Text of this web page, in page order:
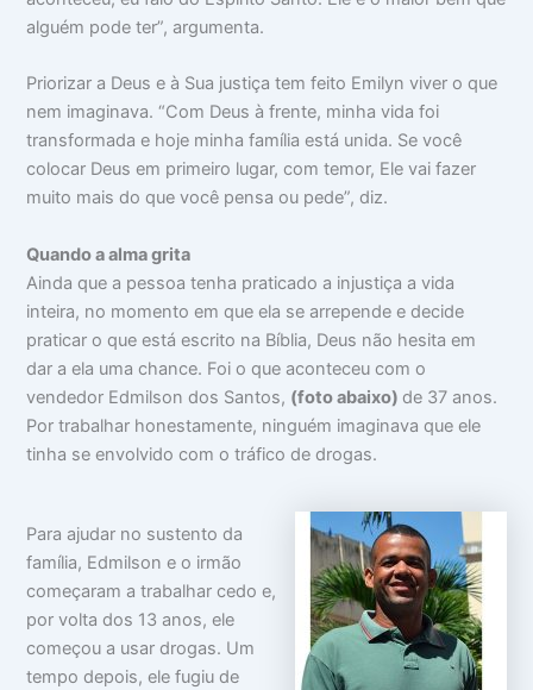
alguém pode ter”, argumenta.
Priorizar a Deus e à Sua justiça tem feito Emilyn viver o que
nem imaginava. “Com Deus à frente, minha vida foi
transformada e hoje minha família está unida. Se você
colocar Deus em primeiro lugar, com temor, Ele vai fazer
muito mais do que você pensa ou pede”, diz.
Quando a alma grita
Ainda que a pessoa tenha praticado a injustiça a vida
inteira, no momento em que ela se arrepende e decide
praticar o que está escrito na Bíblia, Deus não hesita em
dar a ela uma chance. Foi o que aconteceu com o
vendedor Edmilson dos Santos, (foto abaixo) de 37 anos.
Por trabalhar honestamente, ninguém imaginava que ele
tinha se envolvido com o tráfico de drogas.
Para ajudar no sustento da
família, Edmilson e o irmão
começaram a trabalhar cedo e,
por volta dos 13 anos, ele
começou a usar drogas. Um
tempo depois, ele fugiu de